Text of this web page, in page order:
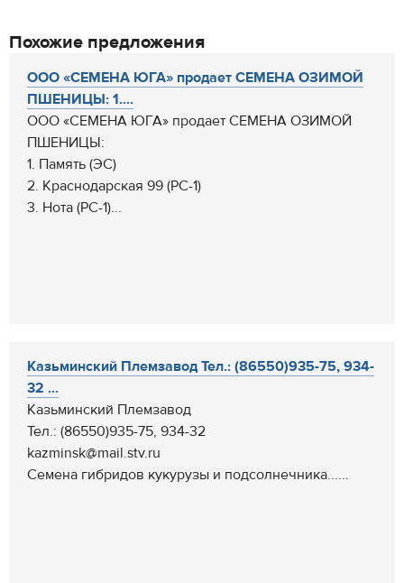
Похожие предложения
ООО «СЕМЕНА ЮГА» продает СЕМЕНА ОЗИМОЙ
ПШЕНИЦЫ: 1....
ООО «СЕМЕНА ЮГА» продает СЕМЕНА ОЗИМОЙ
ПШЕНИЦЫ:
1. Память (ЭС)
2. Краснодарская 99 (РС-1)
3. Нота (РС-1)...
Казьминский Племзавод Тел.: (86550)935-75, 934-
32 ...
Казьминский Племзавод
Тел.: (86550)935-75, 934-32
kazminsk@mail.stv.ru
Семена гибридов кукурузы и подсолнечника......